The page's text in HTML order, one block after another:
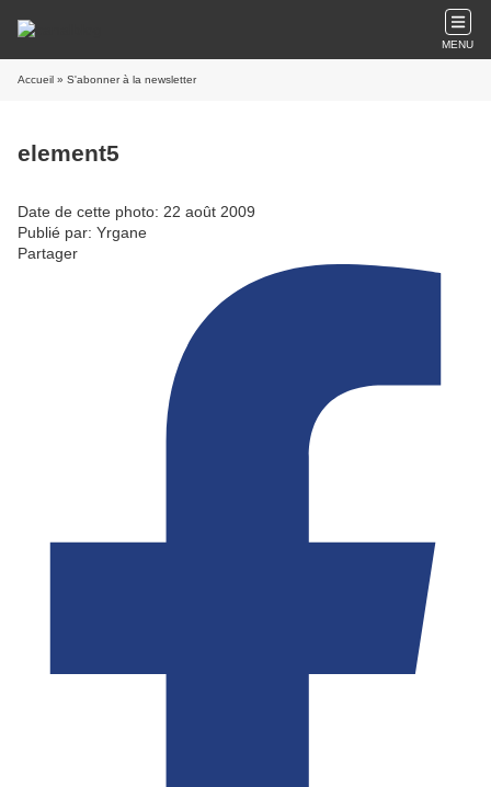
MENU
Accueil » S'abonner à la newsletter
element5
Date de cette photo: 22 août 2009
Publié par: Yrgane
Partager